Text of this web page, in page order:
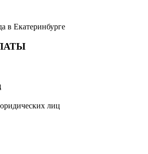
в Екатеринбурге
лиц